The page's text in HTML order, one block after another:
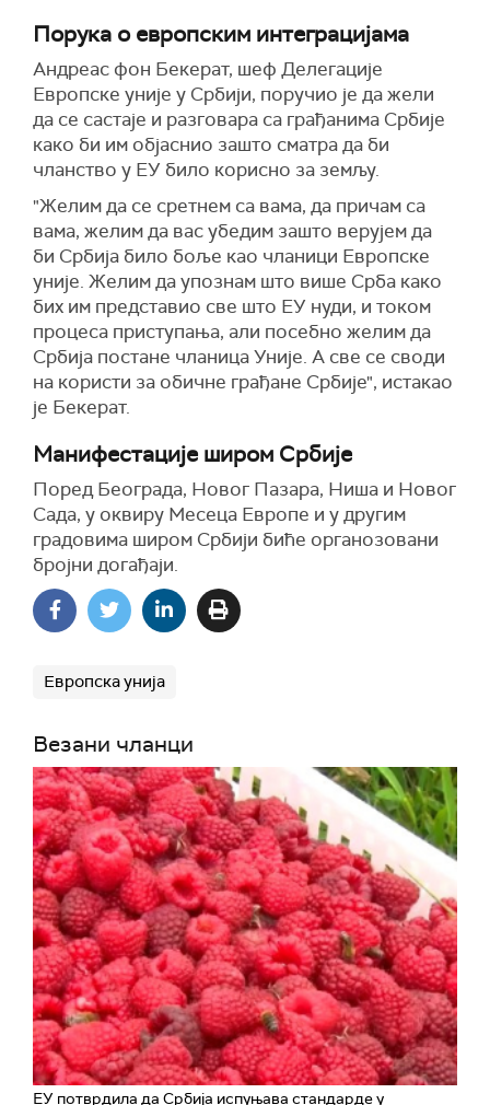
Порука о европским интеграцијама
Андреас фон Бекерат, шеф Делегације
Европске уније у Србији, поручио је да жели
да се састаје и разговара са грађанима Србије
како би им објаснио зашто сматра да би
чланство у ЕУ било корисно за земљу.
"Желим да се сретнем са вама, да причам са
вама, желим да вас убедим зашто верујем да
би Србија било боље као чланици Европске
уније. Желим да упознам што више Срба како
бих им представио све што ЕУ нуди, и током
процеса приступања, али посебно желим да
Србија постане чланица Уније. А све се своди
на користи за обичне грађане Србије", истакао
је Бекерат.
Манифестације широм Србије
Поред Београда, Новог Пазара, Ниша и Новог
Сада, у оквиру Месеца Европе и у другим
градовима широм Србији биће органозовани
бројни догађаји.
Европска унија
Везани чланци
ЕУ потврдила да Србија испуњава стандарде у